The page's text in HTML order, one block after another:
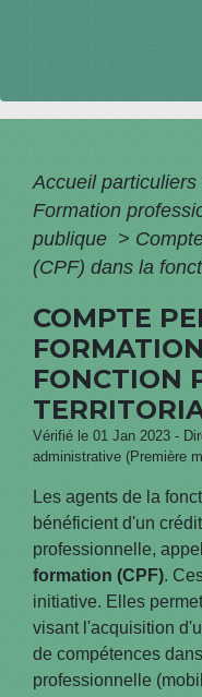
Accueil particuliers
Formation
publique >
(CPF) dans la
COMPTE
FONCTION
Vérifié le 01 Jan 2023 -
administrative (Première
Les agents de la
bénéficient d'un
professionnelle,
formation (CPF).
initiative. Elles
visant l'acquisition
de compétences
professionnelle